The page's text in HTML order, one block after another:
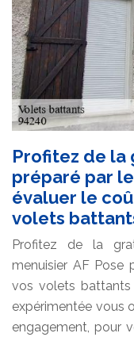
Profitez de la
préparé par
évaluer le
volets
Profitez de la
menuisier AF
vos volets
expérimentée vous
engagement, pour